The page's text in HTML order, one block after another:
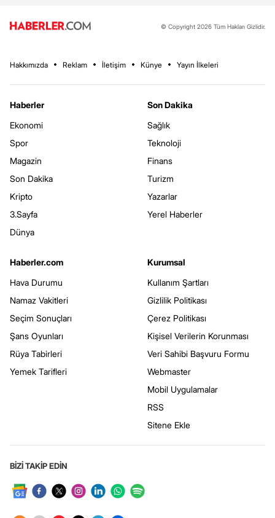
© Copyright 2026 Tüm Hakları Gizlidir.
Hakkımızda Reklam İletişim Künye Yayın İlkeleri
Haberler
Ekonomi
Spor
Magazin
Son Dakika
Kripto
3.Sayfa
Dünya
Son Dakika
Sağlık
Teknoloji
Finans
Turizm
Yazarlar
Yerel Haberler
Haberler.com
Hava Durumu
Namaz Vakitleri
Seçim Sonuçları
Şans Oyunları
Rüya Tabirleri
Yemek Tarifleri
Kurumsal
Kullanım Şartları
Gizlilik Politikası
Çerez Politikası
Kişisel Verilerin Korunması
Veri Sahibi Başvuru Formu
Webmaster
Mobil Uygulamalar
RSS
Sitene Ekle
BİZİ TAKİP EDİN